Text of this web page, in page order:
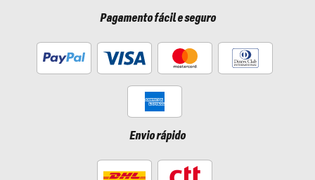
Pagamento fácil e seguro
Envio rápido